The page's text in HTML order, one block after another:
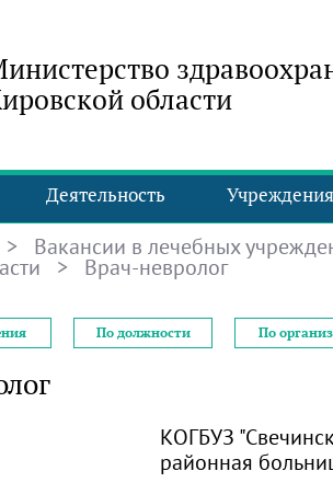
области
Деятельность Учреждения
> Вакансии в лечебных
> Врач-невролог
По должности По
КОГБУЗ
районная